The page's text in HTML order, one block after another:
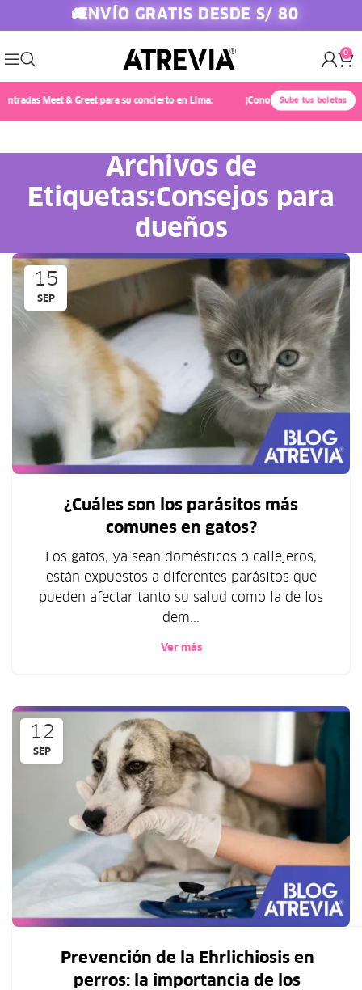
🚚ENVÍO GRATIS DESDE S/ 80
0
Meet & Greet para su concierto en Lima. ¡Conoce a Chayanne! 🎤✨
Sube tus boletas
Archivos de
Etiquetas:Consejos para
dueños
15
SEP
¿Cuáles son los parásitos más
comunes en gatos?
Los gatos, ya sean domésticos o callejeros,
están expuestos a diferentes parásitos que
pueden afectar tanto su salud como la de los
dem...
Ver más
12
SEP
Prevención de la Ehrlichiosis en
perros: la importancia de los